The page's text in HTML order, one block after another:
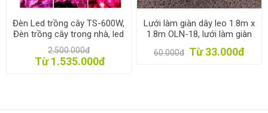
Đèn Led trồng cây TS-600W,
Đèn trồng cây trong nhà, led
grow light
2.500.000đ
Từ 1.535.000đ
Lưới làm giàn dây leo 1.8m x
1.8m OLN-18, lưới làm giàn
cây Ollie net, Lưới làm vườn
đa năng
60.000đ Từ 33.000đ